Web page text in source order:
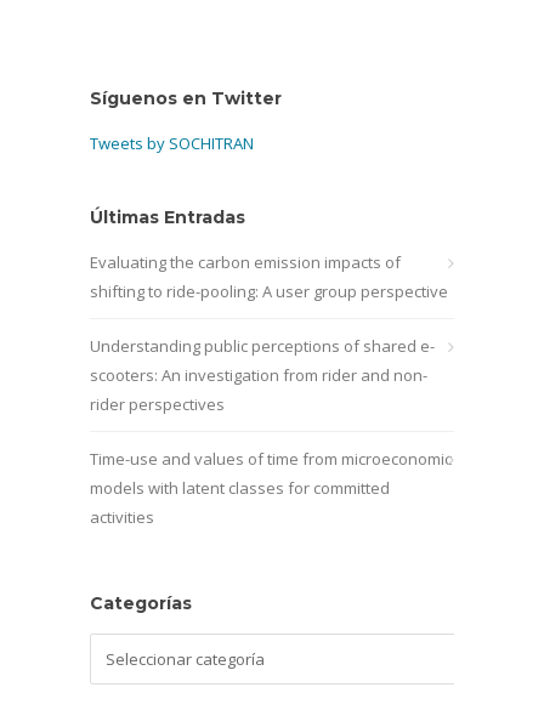
Síguenos en Twitter
Tweets by SOCHITRAN
Últimas Entradas
Evaluating the carbon emission impacts of
shifting to ride-pooling: A user group perspective
Understanding public perceptions of shared e-
scooters: An investigation from rider and non-
rider perspectives
Time-use and values of time from microeconomic
models with latent classes for committed
activities
Categorías